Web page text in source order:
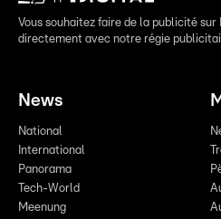
Vous souhaitez faire de la publicité sur
directement avec notre régie
News
National
International
Panorama
Tech-World
Meenung